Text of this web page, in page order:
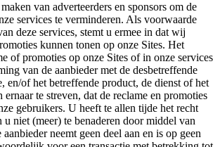
van adverteerders en sponsors om de
services te verminderen. Als voorwaarde
deze services, stemt u ermee in dat wij
kunnen tonen op onze Sites. Het
of promoties op onze Sites of in onze services
van de aanbieder met de desbetreffende
en/of het betreffende product, de dienst of het
te streven, dat de reclame en promoties
gebruikers. U heeft te allen tijde het recht
u niet (meer) te benaderen door middel van
neemt geen deel aan en is op geen